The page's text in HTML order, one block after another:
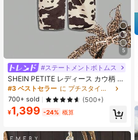
5
#ステートメントボトムス
SHEIN PETITE レディース カウ柄 バ
ナナパンツ Y2K ワイドレッグパンツ
快適なウエストゴム ポケット付き 夏
カジュアルウェア、プチサイズ女性
向け
#3 ベストセラー
に プチスタイル 女性用デニム
700+ sold
(500+)
¥1,399 -24% 概算